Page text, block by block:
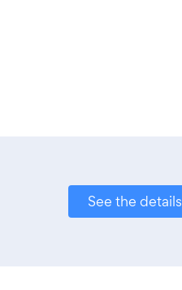
See the details